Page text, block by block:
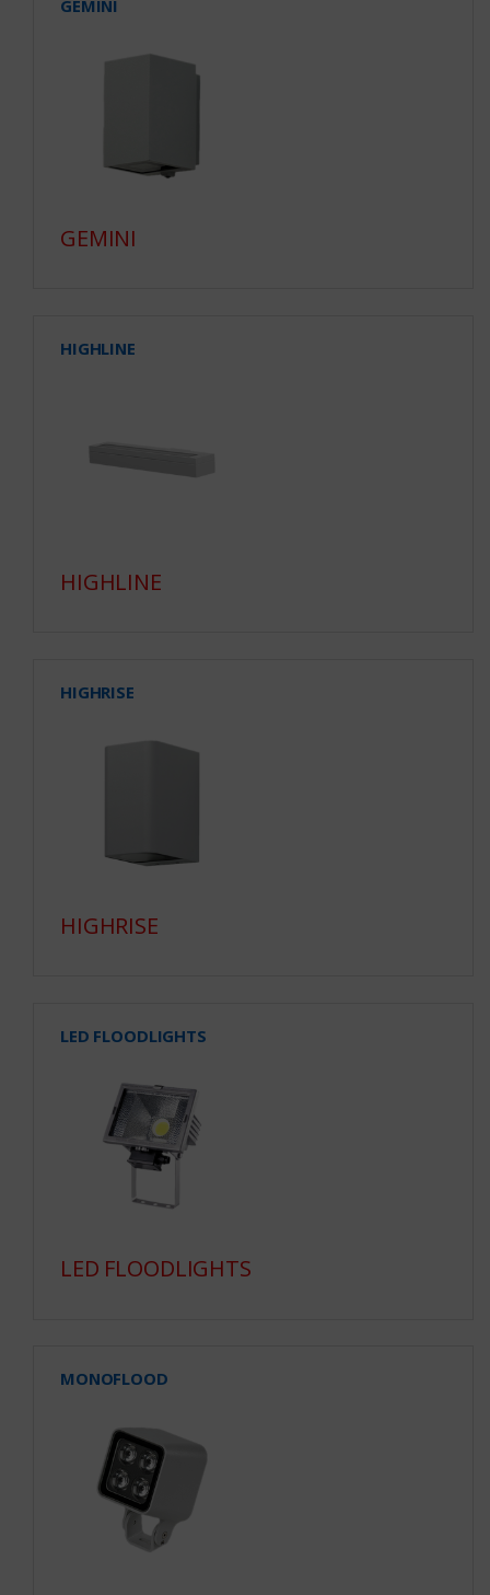
GEMINI
GEMINI
HIGHLINE
HIGHLINE
HIGHRISE
HIGHRISE
LED FLOODLIGHTS
LED FLOODLIGHTS
MONOFLOOD